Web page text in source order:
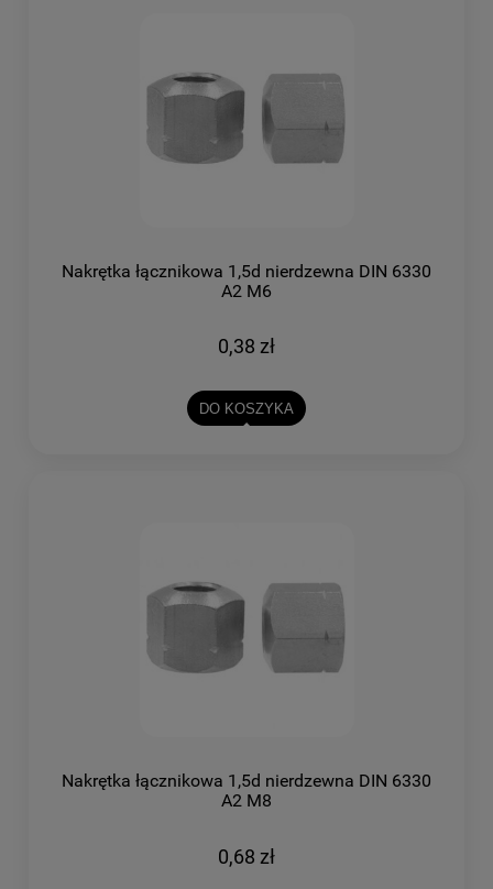
Nakrętka łącznikowa 1,5d nierdzewna DIN 6330
A2 M6
0,38 zł
DO KOSZYKA
Nakrętka łącznikowa 1,5d nierdzewna DIN 6330
A2 M8
0,68 zł